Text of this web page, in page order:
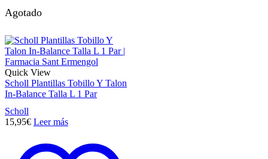
Agotado
Quick View
Scholl Plantillas Tobillo Y Talon
In-Balance Talla L 1 Par
Scholl
15,95€ Leer más